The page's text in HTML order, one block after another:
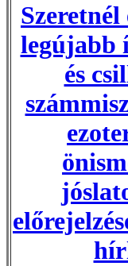
legújabb
és